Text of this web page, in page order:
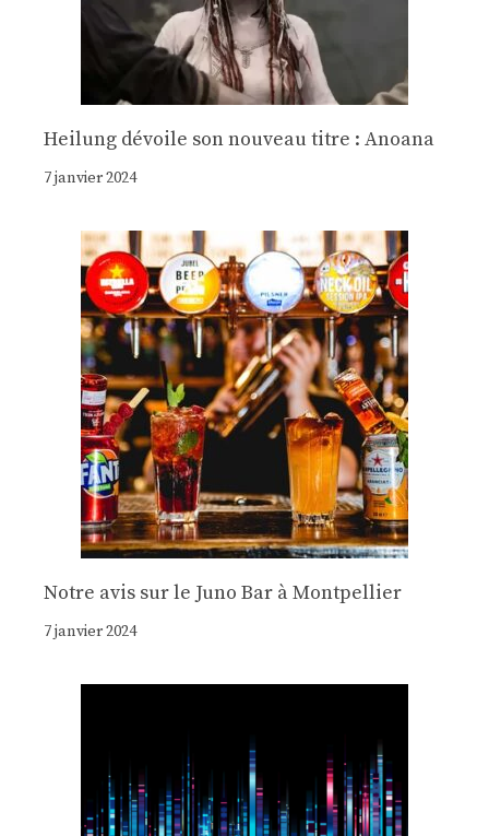
Heilung dévoile son nouveau titre : Anoana
7 janvier 2024
Notre avis sur le Juno Bar à Montpellier
7 janvier 2024